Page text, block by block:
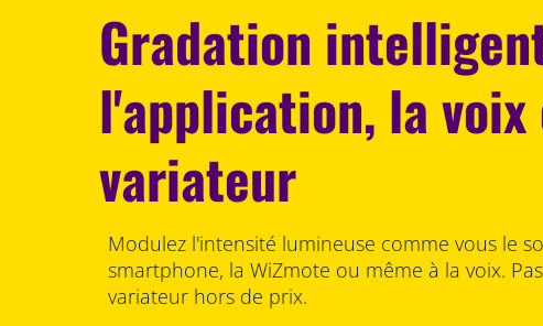
Gradation
l'application, la voix
variateur
Modulez l'intensité lumineuse comme vous le
smartphone, la WiZmote ou même à la voix.
variateur hors de prix.